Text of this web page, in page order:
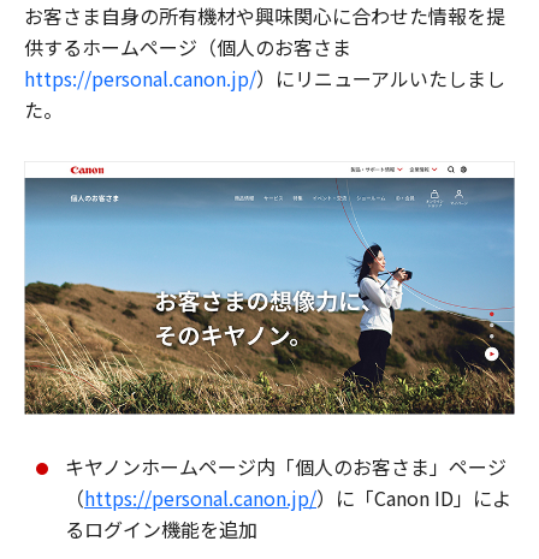
お客さま自身の所有機材や興味関心に合わせた情報を提
供するホームページ（個人のお客さま
https://personal.canon.jp/）にリニューアルいたしまし
た。
キヤノンホームページ内「個人のお客さま」ページ
（https://personal.canon.jp/）に「Canon ID」によ
るログイン機能を追加